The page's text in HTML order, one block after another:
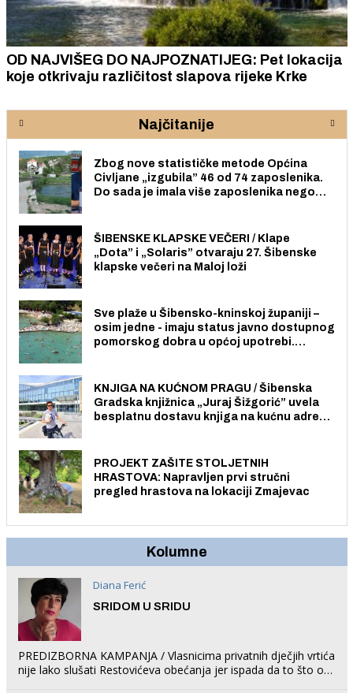
OD NAJVIŠEG DO NAJPOZNATIJEG: Pet lokacija
koje otkrivaju različitost slapova rijeke Krke
Najčitanije
Zbog nove statističke metode Općina
Civljane „izgubila” 46 od 74 zaposlenika.
Do sada je imala više zaposlenika nego
ŠIBENSKE KLAPSKE VEČERI / Klape
„Dota” i „Solaris” otvaraju 27. Šibenske
klapske večeri na Maloj loži
Sve plaže u Šibensko-kninskoj županiji –
osim jedne - imaju status javno dostupnog
pomorskog dobra u općoj upotrebi.
KNJIGA NA KUĆNOM PRAGU / Šibenska
Gradska knjižnica „Juraj Šižgorić” uvela
besplatnu dostavu knjiga na kućnu adresu
PROJEKT ZAŠITE STOLJETNIH
HRASTOVA: Napravljen prvi stručni
pregled hrastova na lokaciji Zmajevac
Kolumne
Diana Ferić
SRIDOM U SRIDU
PREDIZBORNA KAMPANJA / Vlasnicima privatnih dječjih vrtića
nije lako slušati Restovićeva obećanja jer ispada da to što oni